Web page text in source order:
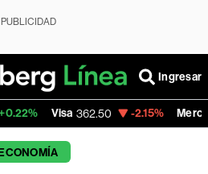
PUBLICIDAD
Ingresar
362.50 -2.15% MercadoLibre